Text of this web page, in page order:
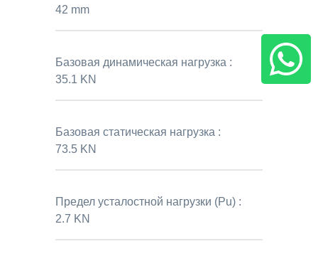
42 mm
Базовая динамическая нагрузка :
35.1 KN
Базовая статическая нагрузка :
73.5 KN
Предел усталостной нагрузки (Pu) :
2.7 KN